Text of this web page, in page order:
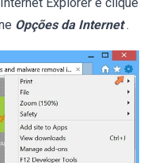
Opções da Internet .